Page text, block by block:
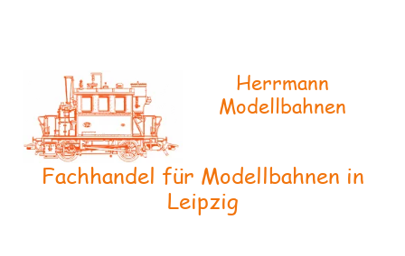
Herrmann
Modellbahnen
Fachhandel für Modellbahnen in
Leipzig